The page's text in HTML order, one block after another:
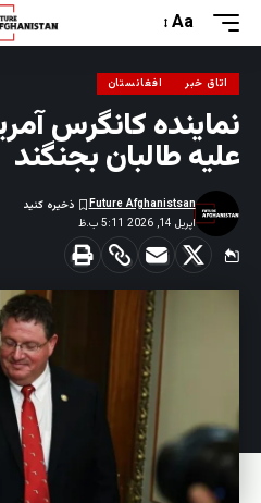
Aa
اتاق خبر افغانستان
نماینده کانگرس
علیه طالبان بجنگند
اپریل 14, 2026 5:11 ب.ظ
Future Afghanistsan